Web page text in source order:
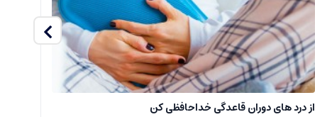
از درد های دوران قاعدگی خداحافظی کن